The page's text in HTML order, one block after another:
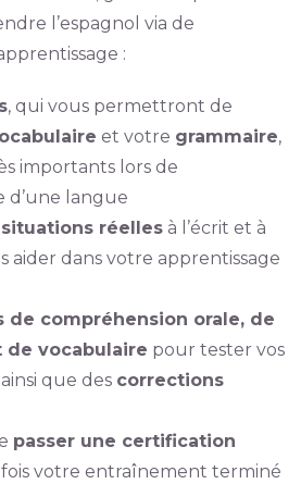
l’espagnol via de
:
, qui vous permettront de
et votre grammaire,
importants lors de
d’une langue
réellesà l’écrit et à
aider dans votre apprentissage
de compréhension orale, de
de vocabulaire pour tester vos
que des corrections
passer une certification
votre entraînement terminé